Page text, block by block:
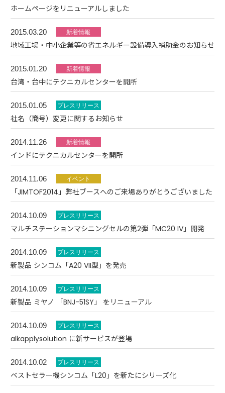
ホームページをリニューアルしました
2015.03.20
地域工場・中小企業等の省エネルギー設備導入補助金のお知らせ
2015.01.20
台湾・台中にテクニカルセンターを開所
2015.01.05
社名（商号）変更に関するお知らせ
2014.11.26
インドにテクニカルセンターを開所
2014.11.06
「JIMTOF2014」弊社ブースへのご来場ありがとうございました
2014.10.09
マルチステーションマシニングセルの第2弾「MC20 IV」開発
2014.10.09
新製品 シンコム「A20 VII型」を発売
2014.10.09
新製品 ミヤノ 「BNJ-51SY」 をリニューアル
2014.10.09
alkapplysolution に新サービスが登場
2014.10.02
ベストセラー機シンコム「L20」を新たにシリーズ化